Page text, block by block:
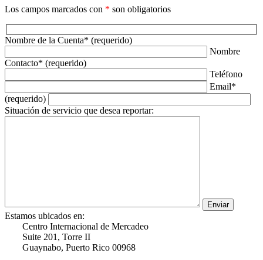
Los campos marcados con * son obligatorios
Nombre de la Cuenta* (requerido)
Nombre
Contacto* (requerido)
Teléfono
Email*
(requerido)
Situación de servicio que desea reportar:
Estamos ubicados en:
Centro Internacional de Mercadeo
Suite 201, Torre II
Guaynabo, Puerto Rico 00968